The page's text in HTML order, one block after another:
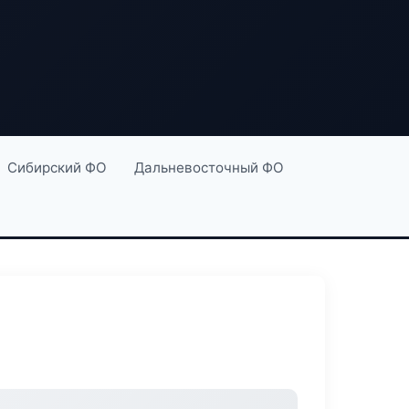
Сибирский ФО Дальневосточный ФО